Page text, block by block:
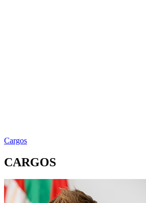
Cargos
CARGOS